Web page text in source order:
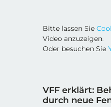
Bitte lassen Sie
Video anzuzeigen.
Oder besuchen Sie
VFF erklärt:
durch neue